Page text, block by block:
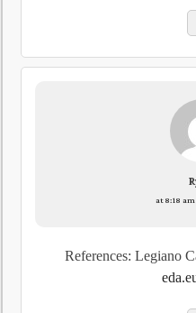
References: Legiano